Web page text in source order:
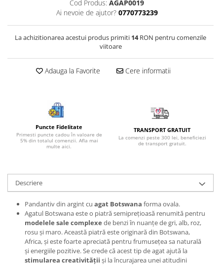
Bijuterii opal
Bijuterii peridot
Bijuterii piatra lunii
Bijuterii rodocrozit
Bijuterii rubin
Bijuterii safir
Bijuterii sidef si abalone
Bijuterii sodalit
Bijuterii spinel
Bijuterii tanzanit
Bijuterii topaz
Bijuterii turcoaz
Bijuterii turmaline
Cod Produs: AGAP0019
Ai nevoie de ajutor? 0770773239
La achizitionarea acestui produs primiti 14RON pentru comenzile
viitoare
Adauga la Favorite Cere informatii
Puncte Fidelitate
Primesti puncte cadou în valoare de
5% din totalul comenzii. Afla mai
multe aici.
TRANSPORT GRATUIT
La comenzi peste 300 lei, beneficiezi
de transport gratuit.
Descriere
Pandantiv din argint cu agat Botswana forma ovala.
Agatul Botswana este o piatră semiprețioasă renumită pentru
modelele sale complexe de benzi în nuanțe de gri, alb, roz,
rosu și maro. Această piatră este originară din Botswana,
Africa, și este foarte apreciată pentru frumusețea sa naturală
și energiile pozitive. Se crede că acest tip de agat ajută la
stimularea creativității și la încurajarea unei atitudini